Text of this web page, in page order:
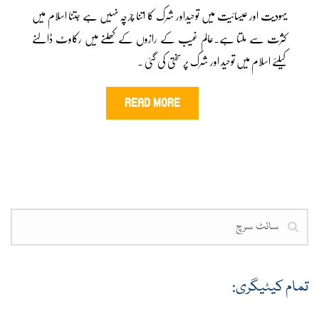
یہودیت اور عیسائیت میں توحیداور شرک کا اتنا چرچہ نہیں ہے جتنا اسلام میں
کثرت سے ملتا ہے۔عالم غیب کے رازوں کے کھلنے میں رکاوٹ ڈالنے
کیلئے اسلام میں توحید اور شرک پر سختی کی گئی ۔
READ MORE
تمام کیٹیگری: